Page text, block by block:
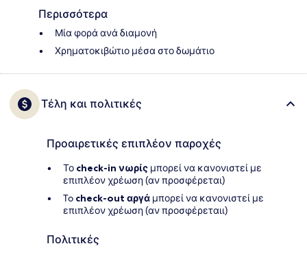
Περισσότερα
Μία φορά ανά διαμονή
Χρηματοκιβώτιο μέσα στο δωμάτιο
Τέλη και πολιτικές
Προαιρετικές επιπλέον παροχές
Το check-in νωρίς μπορεί να κανονιστεί με
επιπλέον χρέωση (αν προσφέρεται)
To check-out αργά μπορεί να κανονιστεί με
επιπλέον χρέωση (αν προσφέρεταιι)
Πολιτικές